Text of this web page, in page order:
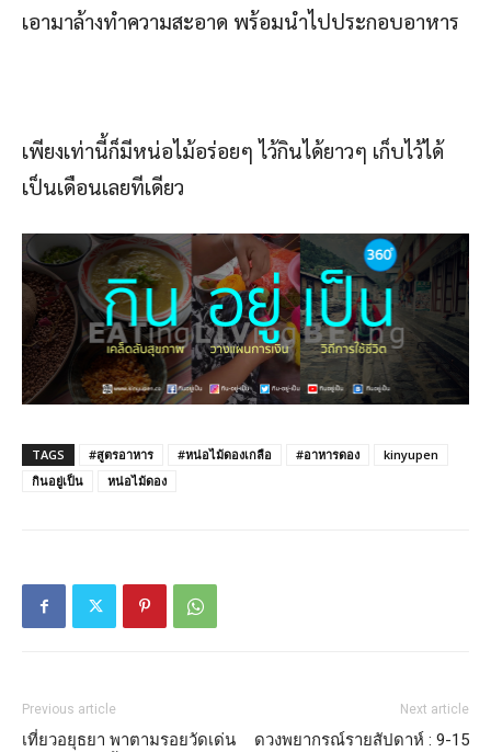
เอามาล้างทำความสะอาด พร้อมนำไปประกอบอาหาร
เพียงเท่านี้ก็มีหน่อไม้อร่อยๆ ไว้กินได้ยาวๆ เก็บไว้ได้
เป็นเดือนเลยทีเดียว
TAGS #สูตรอาหาร #หน่อไม้ดองเกลือ #อาหารดอง
kinyupen
กินอยู่เป็น
หน่อไม้ดอง
Previous article
เที่ยวอยุธยา พาตามรอยวัดเด่น
Next article
ดวงพยากรณ์รายสัปดาห์ : 9-15